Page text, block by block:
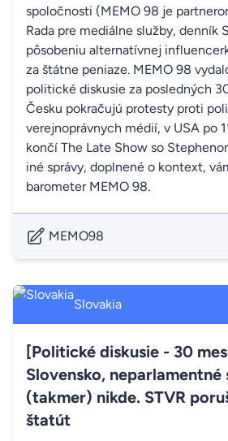
spoločnosti (MEMO 98 je
Rada pre mediálne služby, denník
pôsobeniu alternatívnej
za štátne peniaze. MEMO 98
politické diskusie za posledných
Česku pokračujú protesty proti
verejnoprávnych médií, v USA po
končí The Late Show so
iné správy, doplnené o kontext,
barometer MEMO 98.
MEMO98
Slovakia
[Politické diskusie - 30
Slovensko,
(takmer) nikde. STVR
štatút